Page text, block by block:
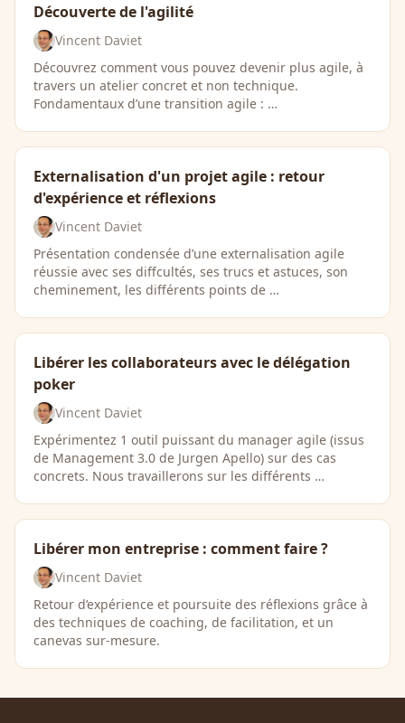
Découverte de l'agilité
Vincent Daviet
Découvrez comment vous pouvez devenir plus agile, à
travers un atelier concret et non technique.
Fondamentaux d’une transition agile : …
Externalisation d'un projet agile : retour
d'expérience et réflexions
Vincent Daviet
Présentation condensée d’une externalisation agile
réussie avec ses diffcultés, ses trucs et astuces, son
cheminement, les différents points de …
Libérer les collaborateurs avec le délégation
poker
Vincent Daviet
Expérimentez 1 outil puissant du manager agile (issus
de Management 3.0 de Jurgen Apello) sur des cas
concrets. Nous travaillerons sur les différents …
Libérer mon entreprise : comment faire ?
Vincent Daviet
Retour d’expérience et poursuite des réflexions grâce à
des techniques de coaching, de facilitation, et un
canevas sur-mesure.